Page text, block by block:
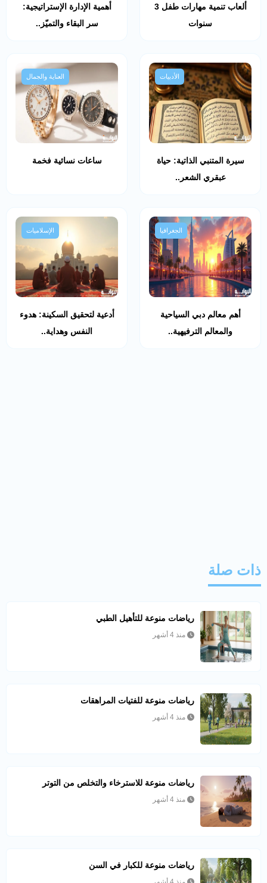
ألعاب تنمية مهارات طفل 3
سنوات
أهمية الإدارة الإستراتيجية:
سر البقاء والتميّز..
الأدبيات
سيرة المتنبي الذاتية: حياة
عبقري الشعر..
العناية والجمال
ساعات نسائية فخمة
الجغرافيا
أهم معالم دبي السياحية
والمعالم الترفيهية..
الإسلاميات
أدعية لتحقيق السكينة: هدوء
النفس وهداية..
ذات صلة
رياضات منوعة للتأهيل الطبي
منذ 4 أشهر
رياضات منوعة للفتيات المراهقات
منذ 4 أشهر
رياضات منوعة للاسترخاء والتخلص من التوتر
منذ 4 أشهر
رياضات منوعة للكبار في السن